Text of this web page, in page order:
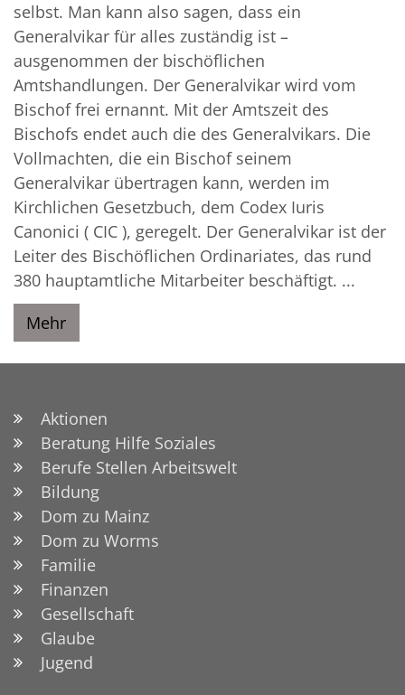
selbst. Man kann also sagen, dass ein
Generalvikar für alles zuständig ist –
ausgenommen der bischöflichen
Amtshandlungen. Der Generalvikar wird vom
Bischof frei ernannt. Mit der Amtszeit des
Bischofs endet auch die des Generalvikars. Die
Vollmachten, die ein Bischof seinem
Generalvikar übertragen kann, werden im
Kirchlichen Gesetzbuch, dem Codex Iuris
Canonici ( CIC ), geregelt. Der Generalvikar ist der
Leiter des Bischöflichen Ordinariates, das rund
380 hauptamtliche Mitarbeiter beschäftigt. ...
Mehr
Aktionen
Beratung Hilfe Soziales
Berufe Stellen Arbeitswelt
Bildung
Dom zu Mainz
Dom zu Worms
Familie
Finanzen
Gesellschaft
Glaube
Jugend